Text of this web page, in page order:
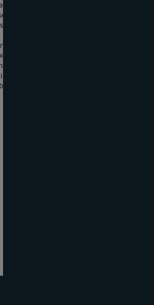
… lors de la visite des lieux
totale d’activité commerciale réelle et
ni pièce quelconque de la société …
abonnement auprès d’un opérateur
luxembourgeois ne saurait constituer un
à l’existence au Luxembourg d’un centre
et d’une direction effective de